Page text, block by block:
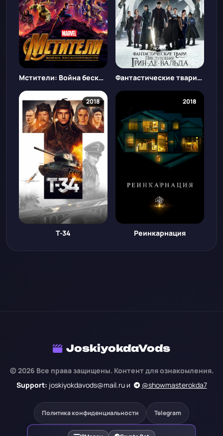
Мстители: Война бесконечности Фантастические твари: Преступления Грин-де-Вальда
2018
Т-34
2018
Реинкарнация
JoskiyokdaVods
© 2026 Все права защищены. Контент для ознакомления.
Support: joskiyokdavods@mail.ru и @showmasterokda7
Политика конфиденциальности Telegram